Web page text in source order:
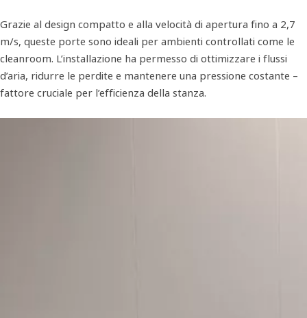
Grazie al design compatto e alla velocità di apertura fino a 2,7
m/s, queste porte sono ideali per ambienti controllati come le
cleanroom. L’installazione ha permesso di ottimizzare i flussi
d’aria, ridurre le perdite e mantenere una pressione costante –
fattore cruciale per l’efficienza della stanza.